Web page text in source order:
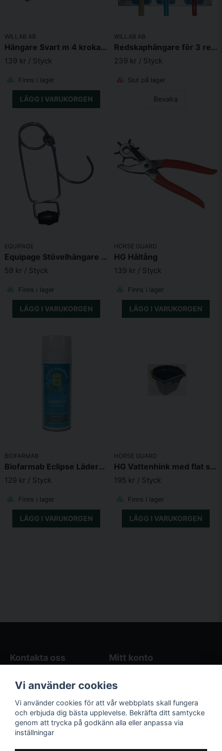
Skicka fråga
WILLAB AB
Hängare Svart m 4 krokar Flyttbar
139 kr / Styck
Finns i lager
LÄGG I VARUKORGEN
WILLAB AB
Redskaphängare för 3 redskap
239 kr / Styck
Slut på lager
Bevaka
EQUIPAGE
Equipage Stövelhängare i metall
59 kr / Styck
Finns i lager
LÄGG I VARUKORGEN
HORSE GUARD
HG Håltång
139 kr / Styck
Finns i lager
LÄGG I VARUKORGEN
BIOFARMAB
Biofarmab Eclipse Läderolja 400ml
129 kr / Styck
Finns i lager
LÄGG I VARUKORGEN
HORSE GUARD
HG Vattenhink med flat sida 14L
195 kr / Styck
Finns i lager
LÄGG I VARUKORGEN
Kontakta oss
Butikens öppettider
Kontakta oss
Mitt konto
Registrera dig
Följ oss på sociala
medier!
Våra räkneverktyg
Vi använder cookies
Vi använder cookies för att vår webbplats skall fungera
och erbjuda dig bästa upplevelse. Bekräfta ditt samtycke
genom att trycka på godkänn alla eller anpassa via
inställningar